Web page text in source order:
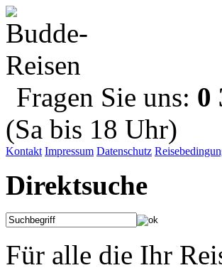
Fragen Sie uns: 0
(Sa bis 18 Uhr)
Kontakt Impressum Datenschutz
Direktsuche
Für alle die Ihr